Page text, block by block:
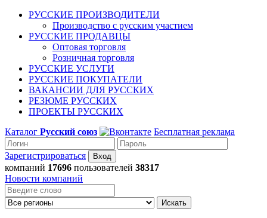
РУССКИЕ ПРОИЗВОДИТЕЛИ
Производство с русским участием
РУССКИЕ ПРОДАВЦЫ
Оптовая торговля
Розничная торговля
РУССКИЕ УСЛУГИ
РУССКИЕ ПОКУПАТЕЛИ
ВАКАНСИИ ДЛЯ РУССКИХ
РЕЗЮМЕ РУССКИХ
ПРОЕКТЫ РУССКИХ
Каталог Русский союз Бесплатная реклама
Зарегистрироваться
компаний 17696 пользователей 38317
Новости компаний
Искать